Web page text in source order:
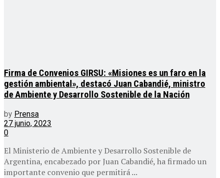
Firma de Convenios GIRSU: «Misiones es un faro en la
gestión ambiental», destacó Juan Cabandié, ministro
de Ambiente y Desarrollo Sostenible de la Nación
by Prensa
27 junio, 2023
0
El Ministerio de Ambiente y Desarrollo Sostenible de
Argentina, encabezado por Juan Cabandié, ha firmado un
importante convenio que permitirá ...